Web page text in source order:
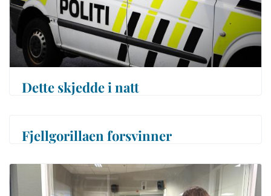
Dette skjedde i natt
Fjellgorillaen forsvinner